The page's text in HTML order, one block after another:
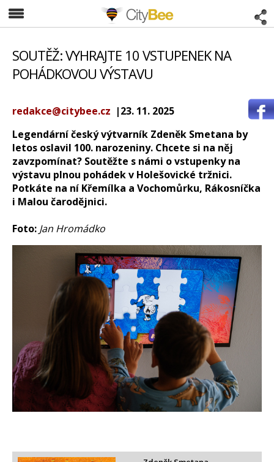
CityBee
SOUTĚŽ: VYHRAJTE 10 VSTUPENEK NA
POHÁDKOVOU VÝSTAVU
redakce@citybee.cz |23. 11. 2025
Legendární český výtvarník Zdeněk Smetana by
letos oslavil 100. narozeniny. Chcete si na něj
zavzpomínat? Soutěžte s námi o vstupenky na
výstavu plnou pohádek v Holešovické tržnici.
Potkáte na ní Křemílka a Vochomůrku, Rákosníčka
i Malou čarodějnici.
Foto: Jan Hromádko